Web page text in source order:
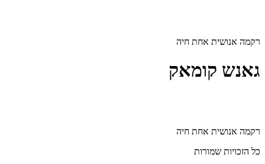
רקמה אנושית אחת חיה
גאנש קומאק
רקמה אנושית אחת חיה
כל הזכויות שמורות